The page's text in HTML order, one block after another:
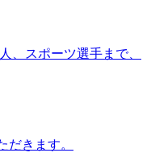
、スポーツ選手まで、
きます。